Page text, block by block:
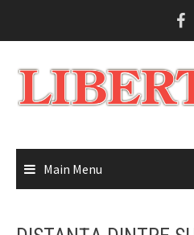
Main Menu